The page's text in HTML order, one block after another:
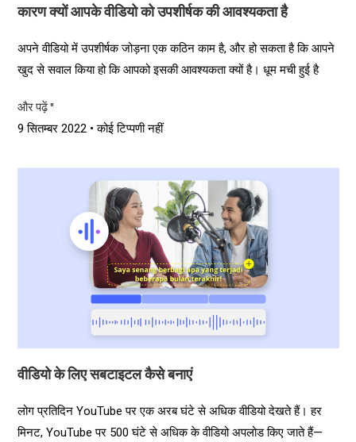
कारण क्यों आपके वीडियो को उपशीर्षक की आवश्यकता है
अपने वीडियो में उपशीर्षक जोड़ना एक कठिन काम है, और हो सकता है कि आपने
खुद से सवाल किया हो कि आपको इसकी आवश्यकता क्यों है। धूम मची हुई है
और पढ़ें "
9 सितम्बर 2022 कोई टिप्पणी नहीं
वीडियो के लिए सबटाइटल कैसे बनाएं
लोग प्रतिदिन YouTube पर एक अरब घंटे से अधिक वीडियो देखते हैं। हर
मिनट, YouTube पर 500 घंटे से अधिक के वीडियो अपलोड किए जाते हैं—